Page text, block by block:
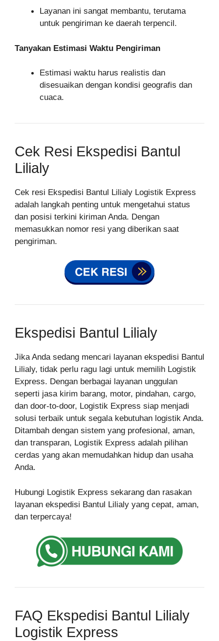
Layanan ini sangat membantu, terutama
untuk pengiriman ke daerah terpencil.
Tanyakan Estimasi Waktu Pengiriman
Estimasi waktu harus realistis dan
disesuaikan dengan kondisi geografis dan
cuaca.
Cek Resi Ekspedisi Bantul
Lilialy
Cek resi Ekspedisi Bantul Lilialy Logistik Express
adalah langkah penting untuk mengetahui status
dan posisi terkini kiriman Anda. Dengan
memasukkan nomor resi yang diberikan saat
pengiriman.
Ekspedisi Bantul Lilialy
Jika Anda sedang mencari layanan ekspedisi Bantul
Lilialy, tidak perlu ragu lagi untuk memilih Logistik
Express. Dengan berbagai layanan unggulan
seperti jasa kirim barang, motor, pindahan, cargo,
dan door-to-door, Logistik Express siap menjadi
solusi terbaik untuk segala kebutuhan logistik Anda.
Ditambah dengan sistem yang profesional, aman,
dan transparan, Logistik Express adalah pilihan
cerdas yang akan memudahkan hidup dan usaha
Anda.
Hubungi Logistik Express sekarang dan rasakan
layanan ekspedisi Bantul Lilialy yang cepat, aman,
dan terpercaya!
FAQ Ekspedisi Bantul Lilialy
Logistik Express